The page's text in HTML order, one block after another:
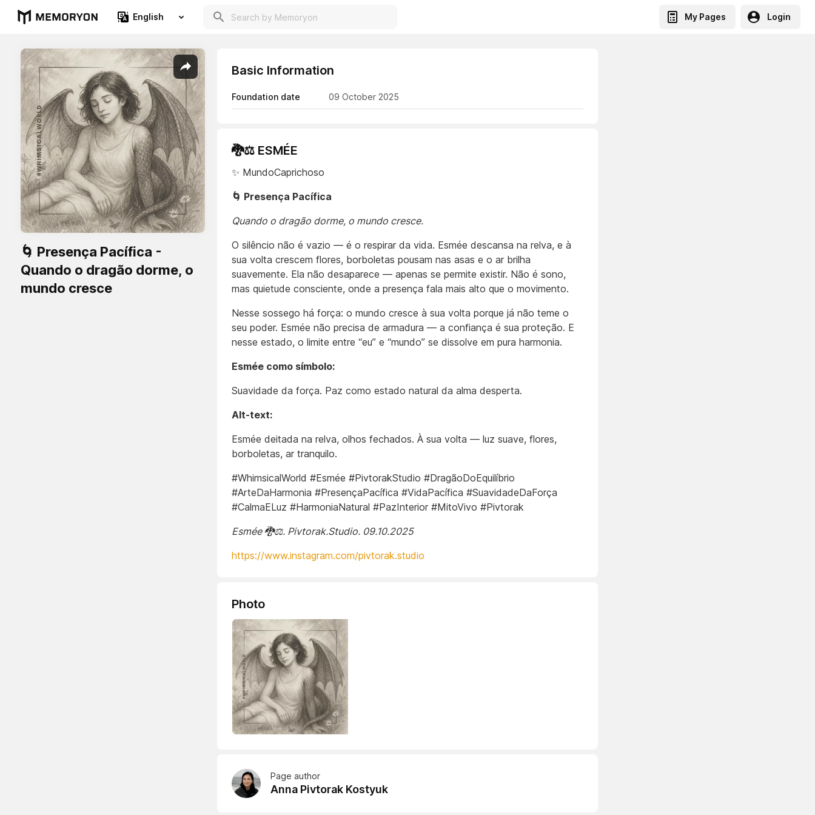
English My Pages Login
🌀 Presença Pacífica -
Quando o dragão dorme, o
mundo cresce
Basic Information
Foundation date 09 October 2025
🐉⚖️ ESMÉE
✨ MundoCaprichoso
🌀 Presença Pacífica
Quando o dragão dorme, o mundo cresce.
O silêncio não é vazio — é o respirar da vida. Esmée descansa na relva, e à
sua volta crescem flores, borboletas pousam nas asas e o ar brilha
suavemente. Ela não desaparece — apenas se permite existir. Não é sono,
mas quietude consciente, onde a presença fala mais alto que o movimento.
Nesse sossego há força: o mundo cresce à sua volta porque já não teme o
seu poder. Esmée não precisa de armadura — a confiança é sua proteção. E
nesse estado, o limite entre “eu” e “mundo” se dissolve em pura harmonia.
Esmée como símbolo:
Suavidade da força. Paz como estado natural da alma desperta.
Alt-text:
Esmée deitada na relva, olhos fechados. À sua volta — luz suave, flores,
borboletas, ar tranquilo.
#WhimsicalWorld #Esmée #PivtorakStudio #DragãoDoEquilíbrio
#ArteDaHarmonia #PresençaPacífica #VidaPacífica #SuavidadeDaForça
#CalmaELuz #HarmoniaNatural #PazInterior #MitoVivo #Pivtorak
Esmée 🐉⚖️. Pivtorak.Studio. 09.10.2025
https://www.instagram.com/pivtorak.studio
Photo
Page author
Anna Pivtorak Kostyuk